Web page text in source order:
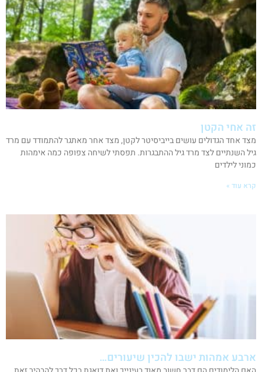
זה אחי הקטן
מצד אחד הגדולים עושים בייביסיטר לקטן, מצד אחר מאתגר להתמודד עם מרד
גיל השנתיים לצד מרד גיל ההתבגרות. תפסתי לשיחה צפופה כמה אימהות
כמוני לילדים
קרא עוד »
ארבע אמהות ישבו להכין שיעורים…